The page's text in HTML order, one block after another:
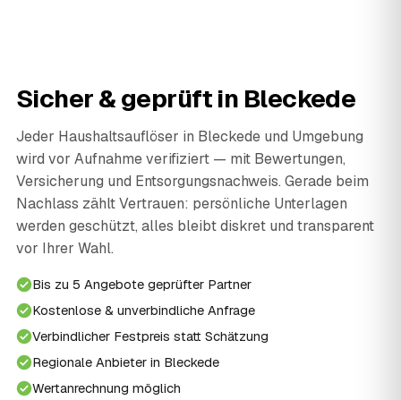
Sicher & geprüft in Bleckede
Jeder Haushaltsauflöser in Bleckede und Umgebung
wird vor Aufnahme verifiziert — mit Bewertungen,
Versicherung und Entsorgungsnachweis. Gerade beim
Nachlass zählt Vertrauen: persönliche Unterlagen
werden geschützt, alles bleibt diskret und transparent
vor Ihrer Wahl.
Bis zu 5 Angebote geprüfter Partner
Kostenlose & unverbindliche Anfrage
Verbindlicher Festpreis statt Schätzung
Regionale Anbieter in Bleckede
Wertanrechnung möglich